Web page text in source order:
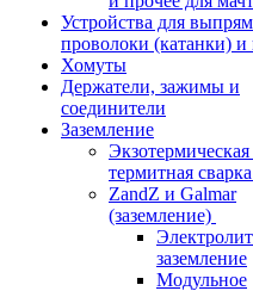
Устройства для
проволоки (катанки)
Хомуты
Держатели, зажимы и
соединители
Заземление
Экзотермическая
термитная
ZandZ и Galmar
(заземление)
заземление
Модульное